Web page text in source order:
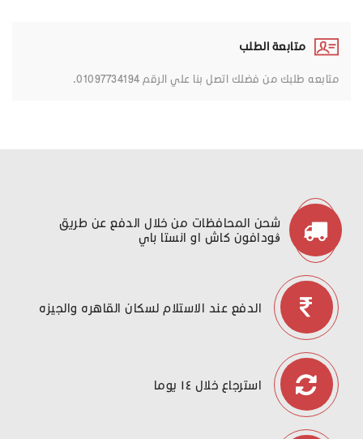
متابعة الطلب
متابعه طلبك من فضلك اتصل بنا علي الرقم 01097734194.
شحن المحافظات من خلال الدفع عن طريق
ڤودافون كاش او انستا باي
الدفع عند الاستلام لسكان القاهره والجيزه
استرجاع خلال ١٤ يوما